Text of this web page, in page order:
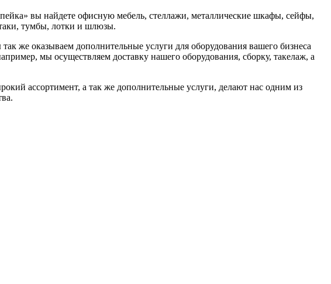
вы найдете офисную мебель, стеллажи, металлические шкафы, сейфы,
тумбы, лотки и шлюзы.
же оказываем дополнительные услуги для оборудования вашего бизнеса
мы осуществляем доставку нашего оборудования, сборку, такелаж, а
ассортимент, а так же дополнительные услуги, делают нас одним из